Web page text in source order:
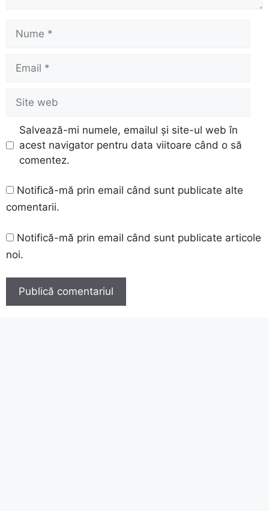
web
Salvează-mi numele, emailul și site-ul web în
acest navigator pentru data viitoare când o să
comentez.
Notifică-mă prin email când sunt publicate alte
comentarii.
Notifică-mă prin email când sunt publicate articole
noi.